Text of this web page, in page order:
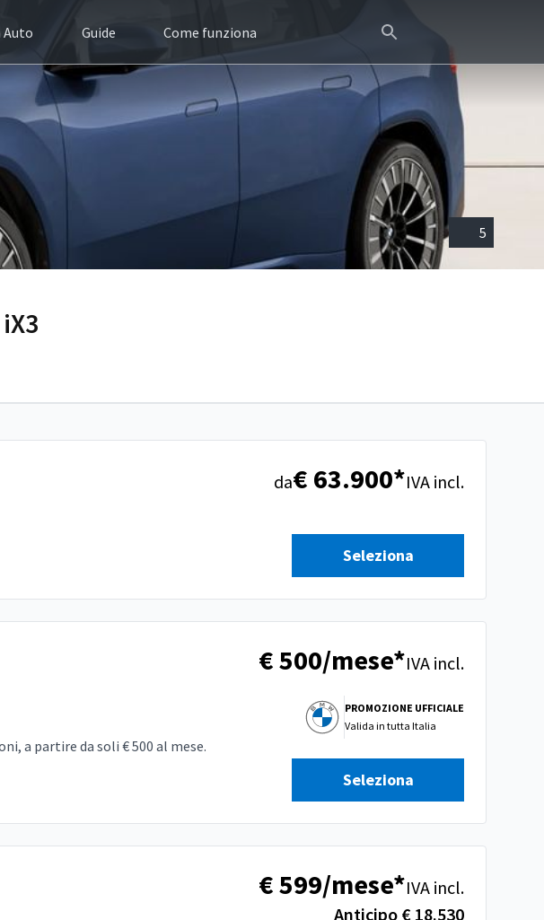
Guide Come funziona
5
da€ 63.900*IVA incl.
Seleziona
a partire da soli € 500 al mese.
€ 500/mese*IVA incl.
PROMOZIONE UFFICIALE
Valida in tutta Italia
Seleziona
€ 599/mese*IVA incl.
Anticipo € 18.530